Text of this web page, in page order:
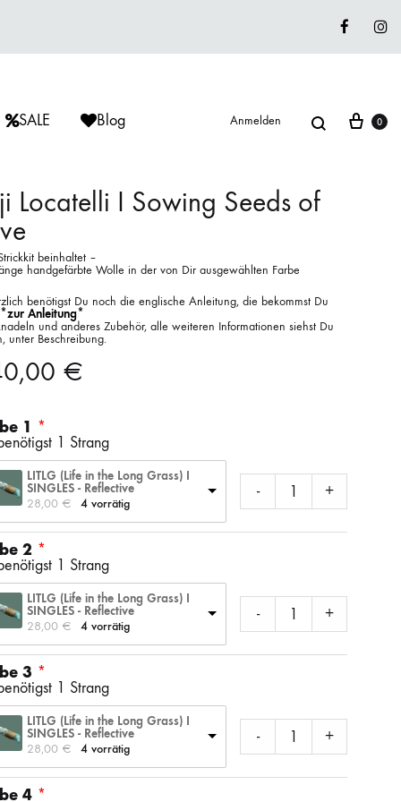
ISAGER
LITLG (LIFE IN THE LONG GRASS)
SOCKENWOLLE
MUUD LIVING
LANA GROSSA
ANDERE SCHÖNE BÜCHER
SALE Blog Anmelden Suche
Lieblingswolle
Strickkits
0
Locatelli I Sowing Seeds of
beinhaltet –
handgefärbte Wolle in der von Dir ausgewählten Farbe
benötigst Du noch die englische Anleitung, die bekommst Du
*zur Anleitung*
und anderes Zubehör, alle weiteren Informationen siehst Du
unter Beschreibung.
€
1
1 Strang
LITLG (Life in the Long Grass) I
SINGLES - Reflective
28,00 € 4 vorrätig
- +
2
1 Strang
LITLG (Life in the Long Grass) I
SINGLES - Reflective
28,00 € 4 vorrätig
- +
3
1 Strang
LITLG (Life in the Long Grass) I
SINGLES - Reflective
28,00 € 4 vorrätig
- +
4